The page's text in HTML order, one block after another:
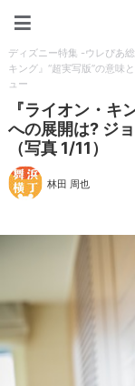
ディズニー特集 -ウレぴあ
キング』“超実写版”の意味
ュー
『ライオン・キ
への展開は? ジ
（写真 1/11）
林田 周也